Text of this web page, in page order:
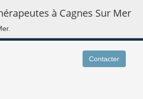
à Cagnes Sur Mer
Contacter